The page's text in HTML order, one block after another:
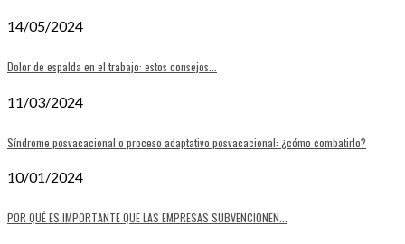
14/05/2024
Dolor de espalda en el trabajo: estos consejos...
11/03/2024
Síndrome posvacacional o proceso adaptativo posvacacional: ¿cómo combatirlo?
10/01/2024
POR QUÉ ES IMPORTANTE QUE LAS EMPRESAS SUBVENCIONEN...